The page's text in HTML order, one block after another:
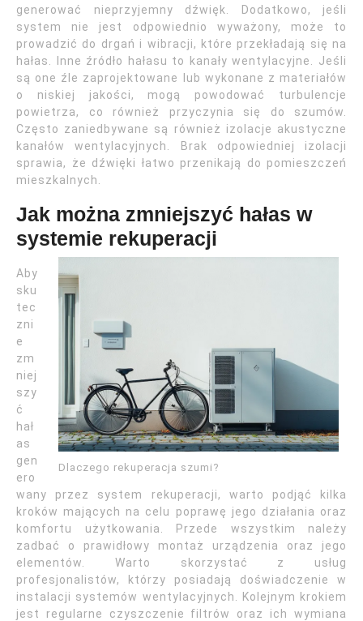
generować nieprzyjemny dźwięk. Dodatkowo, jeśli
system nie jest odpowiednio wyważony, może to
prowadzić do drgań i wibracji, które przekładają się na
hałas. Inne źródło hałasu to kanały wentylacyjne. Jeśli
są one źle zaprojektowane lub wykonane z materiałów
o niskiej jakości, mogą powodować turbulencje
powietrza, co również przyczynia się do szumów.
Często zaniedbywane są również izolacje akustyczne
kanałów wentylacyjnych. Brak odpowiedniej izolacji
sprawia, że dźwięki łatwo przenikają do pomieszczeń
mieszkalnych.
Jak można zmniejszyć hałas w
systemie rekuperacji
Dlaczego rekuperacja szumi?
Aby
sku
tec
zni
e
zm
niej
szy
ć
hał
as
gen
ero
wany przez system rekuperacji, warto podjąć kilka
kroków mających na celu poprawę jego działania oraz
komfortu użytkowania. Przede wszystkim należy
zadbać o prawidłowy montaż urządzenia oraz jego
elementów. Warto skorzystać z usług
profesjonalistów, którzy posiadają doświadczenie w
instalacji systemów wentylacyjnych. Kolejnym krokiem
jest regularne czyszczenie filtrów oraz ich wymiana